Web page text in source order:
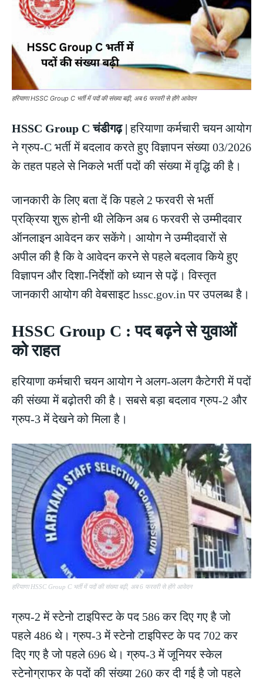
हरियाणा HSSC Group C भर्ती में पदों की संख्या बढ़ी, अब 6 फरवरी से होंगे आवेदन
HSSC Group C चंडीगढ़ | हरियाणा कर्मचारी चयन आयोग
ने ग्रुप-C भर्ती में बदलाव करते हुए विज्ञापन संख्या 03/2026
के तहत पहले से निकले भर्ती पदों की संख्या में वृद्धि की है।
जानकारी के लिए बता दें कि पहले 2 फरवरी से भर्ती
प्रक्रिया शुरू होनी थी लेकिन अब 6 फरवरी से उम्मीदवार
ऑनलाइन आवेदन कर सकेंगे। आयोग ने उम्मीदवारों से
अपील की है कि वे आवेदन करने से पहले बदलाव किये हुए
विज्ञापन और दिशा-निर्देशों को ध्यान से पढ़ें। विस्तृत
जानकारी आयोग की वेबसाइट hssc.gov.in पर उपलब्ध है।
HSSC Group C : पद बढ़ने से युवाओं
को राहत
हरियाणा कर्मचारी चयन आयोग ने अलग-अलग कैटेगरी में पदों
की संख्या में बढ़ोतरी की है। सबसे बड़ा बदलाव ग्रुप-2 और
ग्रुप-3 में देखने को मिला है।
हरियाणा HSSC Group C भर्ती में पदों की संख्या बढ़ी, अब 6 फरवरी से होंगे आवेदन
ग्रुप-2 में स्टेनो टाइपिस्ट के पद 586 कर दिए गए है जो
पहले 486 थे। ग्रुप-3 में स्टेनो टाइपिस्ट के पद 702 कर
दिए गए है जो पहले 696 थे। ग्रुप-3 में जूनियर स्केल
स्टेनोग्राफर के पदों की संख्या 260 कर दी गई है जो पहले